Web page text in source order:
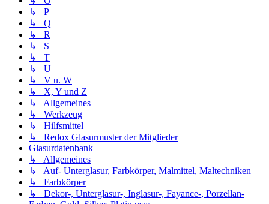
↳ P
↳ Q
↳ R
↳ S
↳ T
↳ U
↳ V u. W
↳ X, Y und Z
↳ Allgemeines
↳ Werkzeug
↳ Hilfsmittel
↳ Redox Glasurmuster der Mitglieder
Glasurdatenbank
↳ Allgemeines
↳ Auf- Unterglasur, Farbkörper, Malmittel, Maltechniken
↳ Farbkörper
↳ Dekor-, Unterglasur-, Inglasur-, Fayance-, Porzellan-